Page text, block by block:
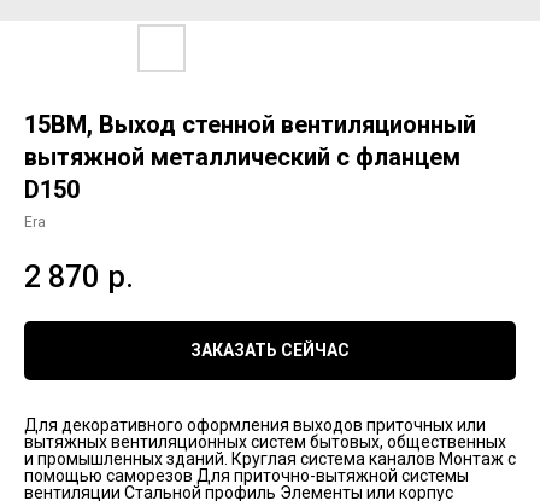
15ВМ, Выход стенной вентиляционный
вытяжной металлический с фланцем
D150
Era
2 870 р.
ЗАКАЗАТЬ СЕЙЧАС
Для декоративного оформления выходов приточных или
вытяжных вентиляционных систем бытовых, общественных
и промышленных зданий. Круглая система каналов Монтаж с
помощью саморезов Для приточно-вытяжной системы
вентиляции Стальной профиль Элементы или корпус